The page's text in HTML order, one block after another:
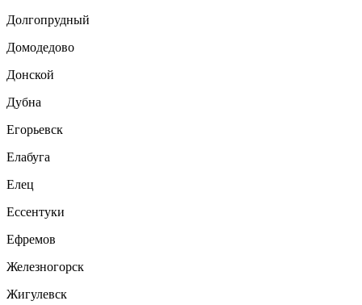
Долгопрудный
Домодедово
Донской
Дубна
Егорьевск
Елабуга
Елец
Ессентуки
Ефремов
Железногорск
Жигулевск